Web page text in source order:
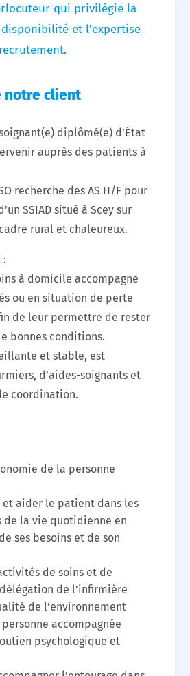
qui privilégie la
et l’expertise
notre client
diplômé(e) d’État
auprès des patients à
recherche des AS H/F pour
SSIAD situé à Scey sur
rural et chaleureux.
:
à domicile accompagne
ou en situation de perte
de leur permettre de rester
bonnes conditions.
et stable, est
d’aides-soignants et
coordination.
de la personne
et aider le patient dans les
de la vie quotidienne en
ses besoins et de son
de soins et de
de l’infirmière
de l’environnement
accompagnée
psychologique et